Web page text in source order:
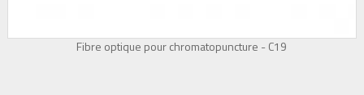
Fibre optique pour chromatopuncture - C19